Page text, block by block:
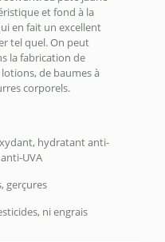
et fond à la
en fait un excellent
tel quel. On peut
la fabrication de
de baumes à
corporels.
hydratant anti-
UVA
gerçures
ni engrais